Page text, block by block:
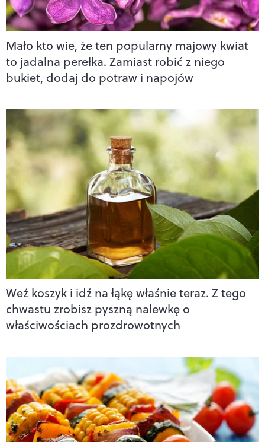
Mało kto wie, że ten popularny majowy kwiat
to jadalna perełka. Zamiast robić z niego
bukiet, dodaj do potraw i napojów
Weź koszyk i idź na łąkę właśnie teraz. Z tego
chwastu zrobisz pyszną nalewkę o
właściwościach prozdrowotnych